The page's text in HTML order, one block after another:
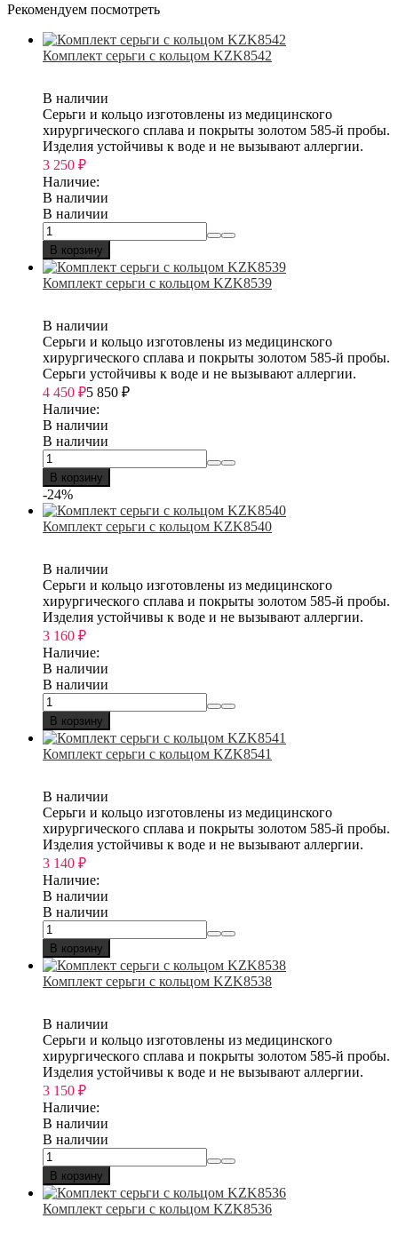
Рекомендуем посмотреть
Комплект серьги с кольцом KZK8542
В наличии
Серьги и кольцо изготовлены из медицинского
хирургического сплава и покрыты золотом 585-й пробы.
Изделия устойчивы к воде и не вызывают аллергии.
3 250 ₽
Наличие:
В наличии
В наличии
В корзину
Комплект серьги с кольцом KZK8539
В наличии
Серьги и кольцо изготовлены из медицинского
хирургического сплава и покрыты золотом 585-й пробы.
Серьги устойчивы к воде и не вызывают аллергии.
4 450 ₽5 850 ₽
Наличие:
В наличии
В наличии
В корзину
-24%
Комплект серьги с кольцом KZK8540
В наличии
Серьги и кольцо изготовлены из медицинского
хирургического сплава и покрыты золотом 585-й пробы.
Изделия устойчивы к воде и не вызывают аллергии.
3 160 ₽
Наличие:
В наличии
В наличии
В корзину
Комплект серьги с кольцом KZK8541
В наличии
Серьги и кольцо изготовлены из медицинского
хирургического сплава и покрыты золотом 585-й пробы.
Изделия устойчивы к воде и не вызывают аллергии.
3 140 ₽
Наличие:
В наличии
В наличии
В корзину
Комплект серьги с кольцом KZK8538
В наличии
Серьги и кольцо изготовлены из медицинского
хирургического сплава и покрыты золотом 585-й пробы.
Изделия устойчивы к воде и не вызывают аллергии.
3 150 ₽
Наличие:
В наличии
В наличии
В корзину
Комплект серьги с кольцом KZK8536